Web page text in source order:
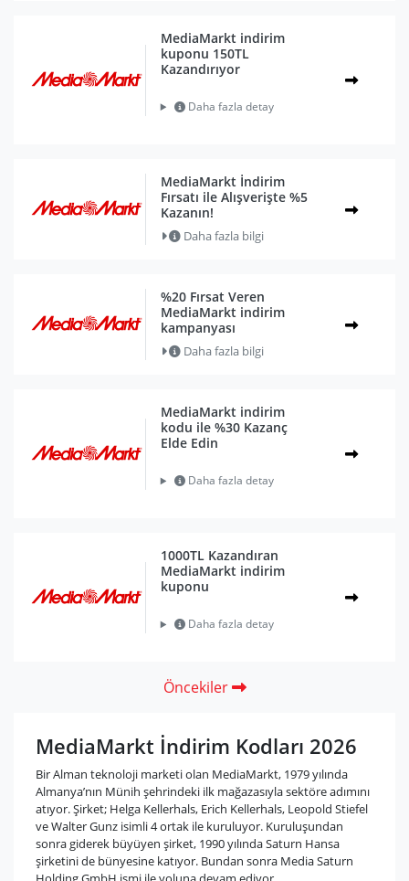
MediaMarkt indirim
kuponu 150TL
Kazandırıyor
Daha fazla detay
MediaMarkt İndirim
Fırsatı ile Alışverişte %5
Kazanın!
Daha fazla bilgi
%20 Fırsat Veren
MediaMarkt indirim
kampanyası
Daha fazla bilgi
MediaMarkt indirim
kodu ile %30 Kazanç
Elde Edin
Daha fazla detay
1000TL Kazandıran
MediaMarkt indirim
kuponu
Daha fazla detay
Öncekiler
MediaMarkt İndirim Kodları 2026
Bir Alman teknoloji marketi olan MediaMarkt, 1979 yılında
Almanya’nın Münih şehrindeki ilk mağazasıyla sektöre adımını
atıyor. Şirket; Helga Kellerhals, Erich Kellerhals, Leopold Stiefel
ve Walter Gunz isimli 4 ortak ile kuruluyor. Kuruluşundan
sonra giderek büyüyen şirket, 1990 yılında Saturn Hansa
şirketini de bünyesine katıyor. Bundan sonra Media Saturn